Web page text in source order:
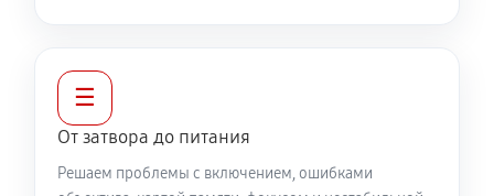
☰
От затвора до питания
Решаем проблемы с включением, ошибками